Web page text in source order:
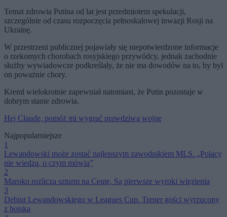
Temat zdrowia Putina od lat jest przedmiotem spekulacji,
szczególnie od czasu rozpoczęcia pełnoskalowej inwazji Rosji na
Ukrainę.
W przestrzeni publicznej pojawiały się niepotwierdzone informacje
o rzekomych chorobach rosyjskiego przywódcy, jednak zachodnie
służby wywiadowcze podkreślały, że nie ma dowodów na to, by był
on poważnie chory.
Kreml wielokrotnie zapewniał natomiast, że Putin pozostaje w
dobrym stanie zdrowia.
Hej Claude, pomóż mi wygrać prawdziwą wojnę
Najpopularniejsze
1
Lewandowski może zostać najlepszym zawodnikiem MLS. „Polacy
nie wiedzą, o czym mówią”
2
Maroko rozlicza szturm na Ceutę. Są pierwsze wyroki więzienia
3
Debiut Lewandowskiego w Leagues Cup. Trener gości wyrzucony
z boiska